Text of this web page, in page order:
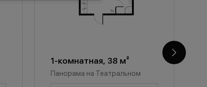
1-комнатная, 38 м²
Панорама на Театральном